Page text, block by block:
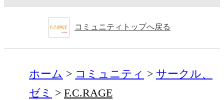
コミュニティトップへ戻る
ホーム コミュニティ
サークル、
ゼミ
F.C.RAGE